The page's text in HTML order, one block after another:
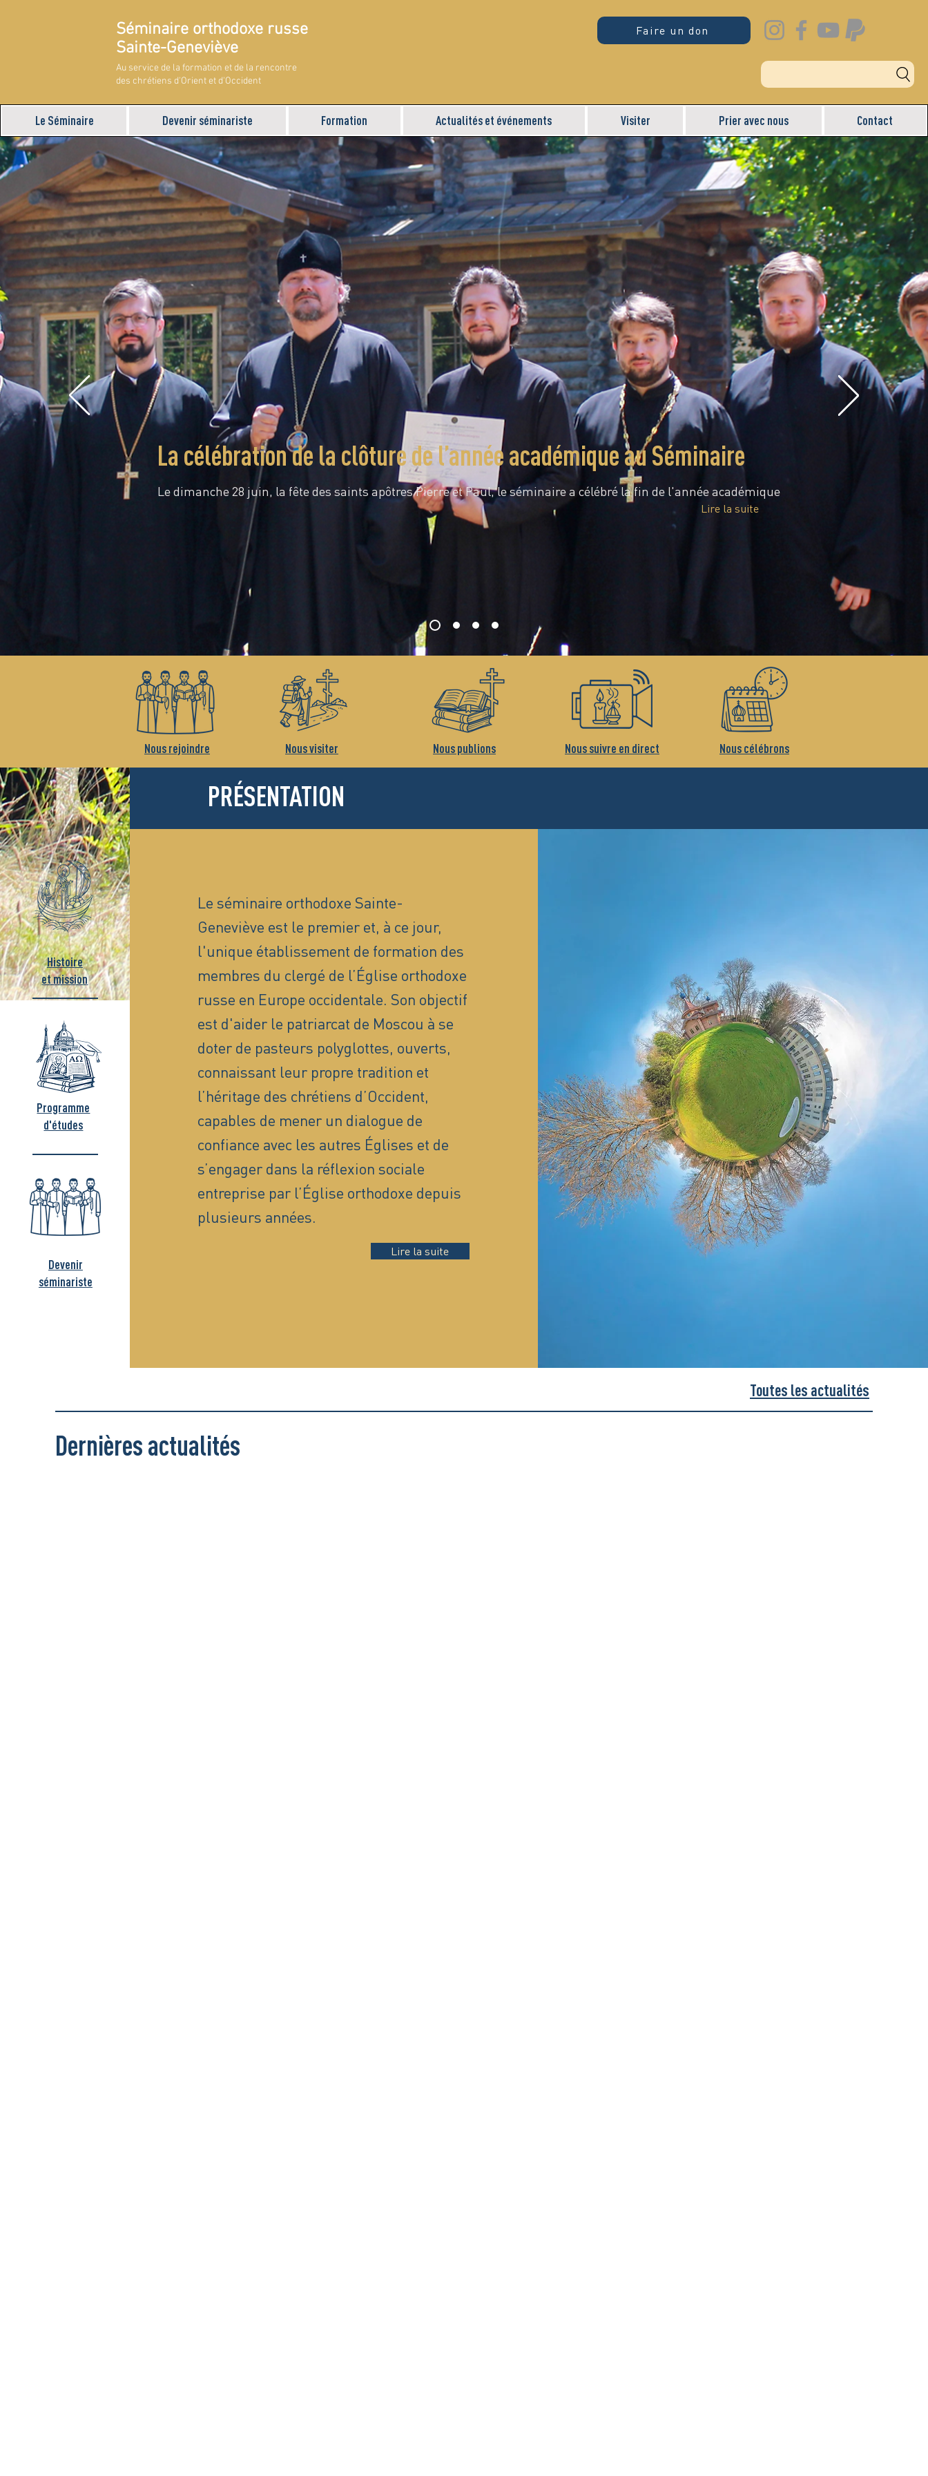
Séminaire orthodoxe russe
Sainte-Geneviève
Au service de la formation et de la rencontre
des chrétiens d'Orient et d'Occident
Faire un don
Le Séminaire Devenir séminariste Formation Actualités et événements Visiter Prier avec nous Contact
La célébration de la clôture de l’année académique au Séminaire
Le dimanche 28 juin, la fête des saints apôtres Pierre et Paul, le séminaire a célébré la fin de l'année académique
Lire la suite
Nous rejoindre Nous visiter Nous publions Nous suivre en direct Nous célébrons
PRÉSENTATION
Histoire
et mission
Programme
d'études
Devenir
séminariste
Le séminaire orthodoxe Sainte-
Geneviève est le premier et, à ce jour,
l'unique établissement de formation des
membres du clergé de l’Église orthodoxe
russe en Europe occidentale. Son objectif
est d'aider le patriarcat de Moscou à se
doter de pasteurs polyglottes, ouverts,
connaissant leur propre tradition et
l’héritage des chrétiens d’Occident,
capables de mener un dialogue de
confiance avec les autres Églises et de
s’engager dans la réflexion sociale
entreprise par l’Église orthodoxe depuis
plusieurs années.
Lire la suite
Toutes les actualités
Dernières actualités